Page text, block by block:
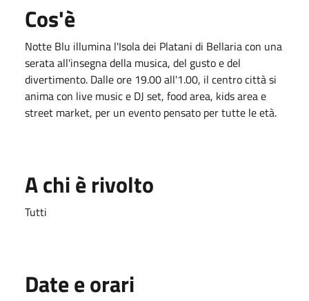
Cos'è
Notte Blu illumina l'Isola dei Platani di Bellaria con una
serata all'insegna della musica, del gusto e del
divertimento. Dalle ore 19.00 all'1.00, il centro città si
anima con live music e DJ set, food area, kids area e
street market, per un evento pensato per tutte le età.
A chi è rivolto
Tutti
Date e orari